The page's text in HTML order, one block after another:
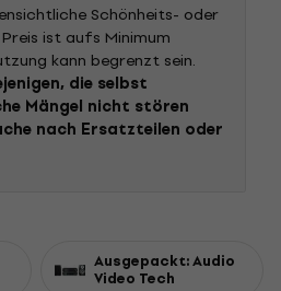
Schönheits- oder
ist aufs Minimum
kann begrenzt sein.
die selbst
Mängel nicht stören
nach Ersatzteilen oder
Ausgepackt: Audio
Video Tech